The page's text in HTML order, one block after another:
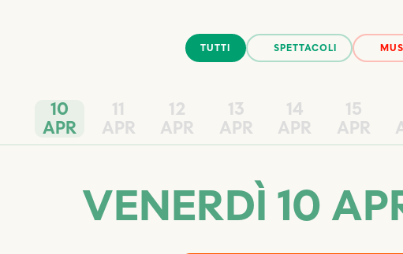
TUTTI SPETTACOLI
10
APR
11
APR
12
APR
13
APR
14
APR
15
APR
VENERDÌ 10